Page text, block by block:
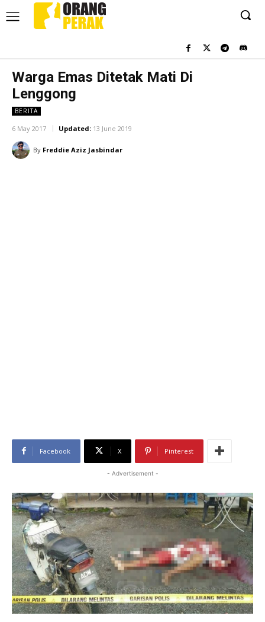
Warga Emas Ditetak Mati Di
Lenggong
BERITA
6 May 2017 Updated: 13 June 2019
By Freddie Aziz Jasbindar
Facebook X Pinterest
- Advertisement -